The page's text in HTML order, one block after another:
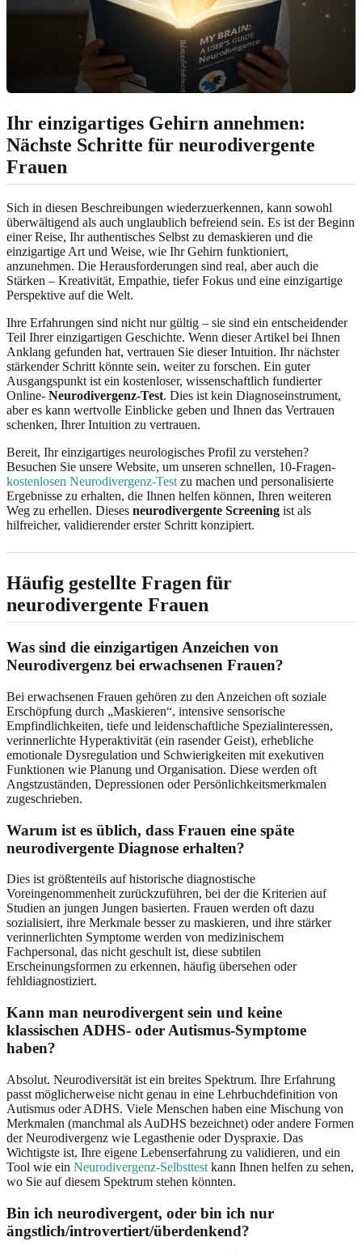
Ihr einzigartiges Gehirn annehmen:
Nächste Schritte für neurodivergente
Frauen
Sich in diesen Beschreibungen wiederzuerkennen, kann sowohl
überwältigend als auch unglaublich befreiend sein. Es ist der Beginn
einer Reise, Ihr authentisches Selbst zu demaskieren und die
einzigartige Art und Weise, wie Ihr Gehirn funktioniert,
anzunehmen. Die Herausforderungen sind real, aber auch die
Stärken – Kreativität, Empathie, tiefer Fokus und eine einzigartige
Perspektive auf die Welt.
Ihre Erfahrungen sind nicht nur gültig – sie sind ein entscheidender
Teil Ihrer einzigartigen Geschichte. Wenn dieser Artikel bei Ihnen
Anklang gefunden hat, vertrauen Sie dieser Intuition. Ihr nächster
stärkender Schritt könnte sein, weiter zu forschen. Ein guter
Ausgangspunkt ist ein kostenloser, wissenschaftlich fundierter
Online- Neurodivergenz-Test. Dies ist kein Diagnoseinstrument,
aber es kann wertvolle Einblicke geben und Ihnen das Vertrauen
schenken, Ihrer Intuition zu vertrauen.
Bereit, Ihr einzigartiges neurologisches Profil zu verstehen?
Besuchen Sie unsere Website, um unseren schnellen, 10-Fragen-
kostenlosen Neurodivergenz-Test zu machen und personalisierte
Ergebnisse zu erhalten, die Ihnen helfen können, Ihren weiteren
Weg zu erhellen. Dieses neurodivergente Screening ist als
hilfreicher, validierender erster Schritt konzipiert.
Häufig gestellte Fragen für
neurodivergente Frauen
Was sind die einzigartigen Anzeichen von
Neurodivergenz bei erwachsenen Frauen?
Bei erwachsenen Frauen gehören zu den Anzeichen oft soziale
Erschöpfung durch „Maskieren“, intensive sensorische
Empfindlichkeiten, tiefe und leidenschaftliche Spezialinteressen,
verinnerlichte Hyperaktivität (ein rasender Geist), erhebliche
emotionale Dysregulation und Schwierigkeiten mit exekutiven
Funktionen wie Planung und Organisation. Diese werden oft
Angstzuständen, Depressionen oder Persönlichkeitsmerkmalen
zugeschrieben.
Warum ist es üblich, dass Frauen eine späte
neurodivergente Diagnose erhalten?
Dies ist größtenteils auf historische diagnostische
Voreingenommenheit zurückzuführen, bei der die Kriterien auf
Studien an jungen Jungen basierten. Frauen werden oft dazu
sozialisiert, ihre Merkmale besser zu maskieren, und ihre stärker
verinnerlichten Symptome werden von medizinischem
Fachpersonal, das nicht geschult ist, diese subtilen
Erscheinungsformen zu erkennen, häufig übersehen oder
fehldiagnostiziert.
Kann man neurodivergent sein und keine
klassischen ADHS- oder Autismus-Symptome
haben?
Absolut. Neurodiversität ist ein breites Spektrum. Ihre Erfahrung
passt möglicherweise nicht genau in eine Lehrbuchdefinition von
Autismus oder ADHS. Viele Menschen haben eine Mischung von
Merkmalen (manchmal als AuDHS bezeichnet) oder andere Formen
der Neurodivergenz wie Legasthenie oder Dyspraxie. Das
Wichtigste ist, Ihre eigene Lebenserfahrung zu validieren, und ein
Tool wie ein Neurodivergenz-Selbsttest kann Ihnen helfen zu sehen,
wo Sie auf diesem Spektrum stehen könnten.
Bin ich neurodivergent, oder bin ich nur
ängstlich/introvertiert/überdenkend?